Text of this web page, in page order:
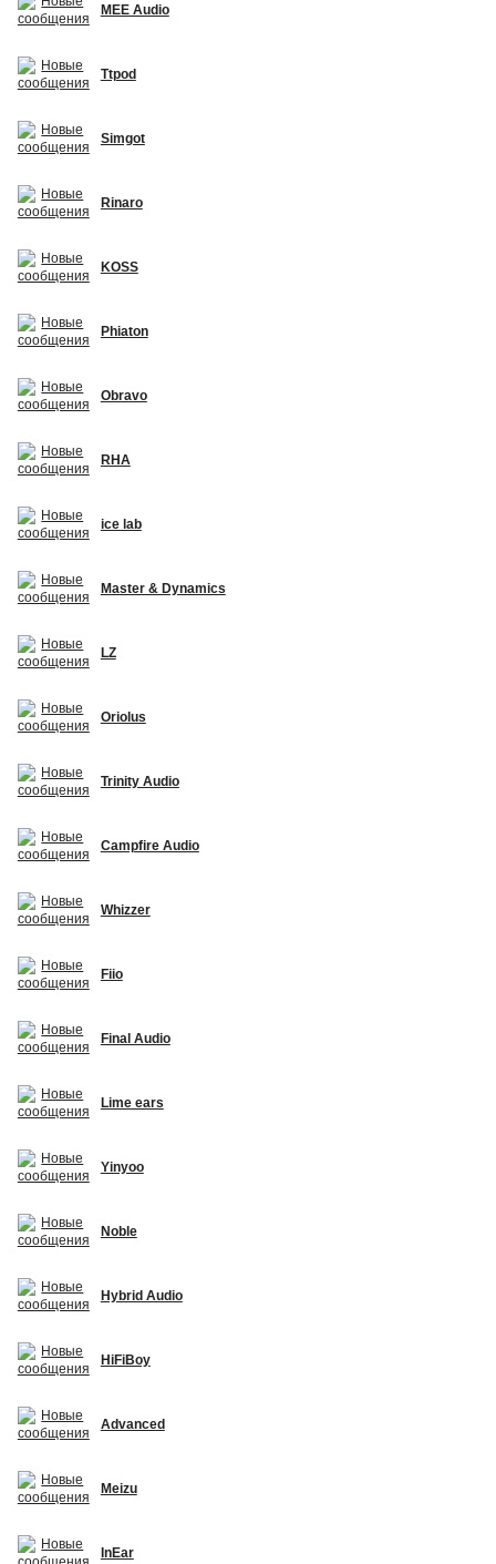
MEE Audio
Ttpod
Simgot
Rinaro
KOSS
Phiaton
Obravo
RHA
ice lab
Master & Dynamics
LZ
Oriolus
Trinity Audio
Campfire Audio
Whizzer
Fiio
Final Audio
Lime ears
Yinyoo
Noble
Hybrid Audio
HiFiBoy
Advanced
Meizu
InEar